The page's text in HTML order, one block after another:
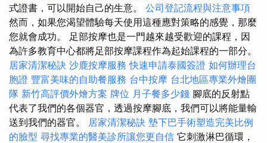
式證書，可以開始自己的生意。 公司登記流程與注意事項
然而，如果您渴望體驗每天使用這種應對策略的感覺，那麼
您就會成功。 足部按摩也是一門越來越受歡迎的課程，因
為許多教育中心都將足部按摩課程作為起始課程的一部分。
居家清潔秘訣 沙鹿按摩服務快速申請泰國簽證 如何辦理台
胞證 豐富美味的自助餐服務 台中按摩 台北地區專業外燴團
隊 新竹高評價外燴方案 牌位 月子餐多少錢 腳底的反射點
代表了我們的各個器官，透過按摩腳底，我們可以將能量輸
送到我們的器官。 居家清潔秘訣 墊下巴手術塑造完美比例
的臉型 尋找專業的醫美診所讓您更自信 它刺激淋巴循環，